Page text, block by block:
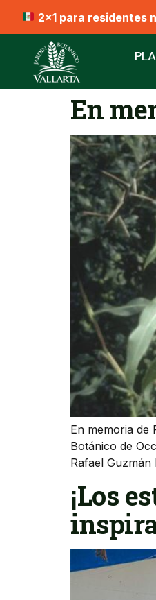
2x1 para residentes
En
En memoria de
Botánico de
Rafael
¡Los